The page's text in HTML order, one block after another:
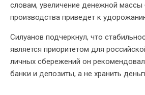
словам, увеличение денежной массы
производства приведет к
Силуанов подчеркнул, что
является приоритетом для
личных сбережений он
банки и депозиты, а не хранить